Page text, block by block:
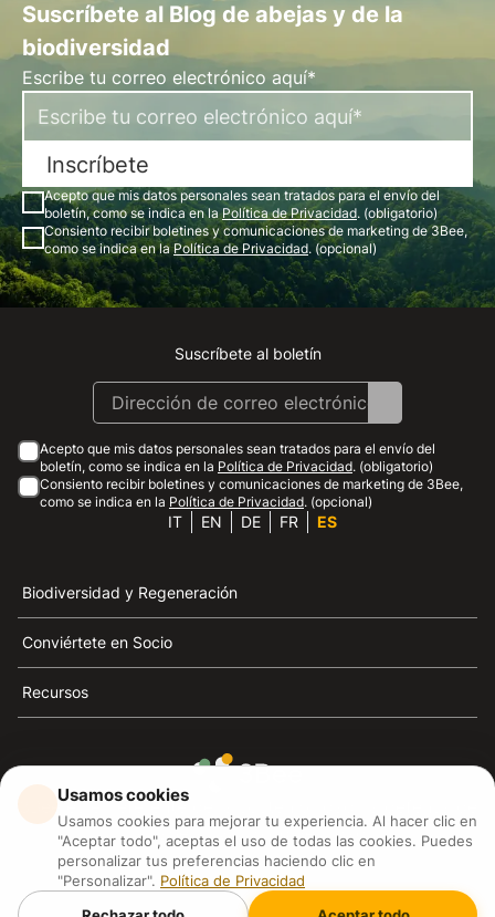
Suscríbete al Blog de abejas y de la
biodiversidad
Escribe tu correo electrónico aquí*
Inscríbete
Acepto que mis datos personales sean tratados para el envío del
boletín, como se indica en laPolítica de Privacidad. (obligatorio)
Consiento recibir boletines y comunicaciones de marketing de 3Bee,
como se indica en laPolítica de Privacidad. (opcional)
Instagram
Facebook
Linkedin
Youtube
Suscríbete al boletín
Acepto que mis datos personales sean tratados para el envío del
boletín, como se indica en la Política de Privacidad. (obligatorio)
Consiento recibir boletines y comunicaciones de marketing de 3Bee,
como se indica en la Política de Privacidad. (opcional)
IT EN DE FR ES
Biodiversidad y Regeneración
Conviértete en Socio
Recursos
3Bee es el referente de la sostenibilidad, la defensa de
las abejas y la biodiversidad
3Bee S.R.L Via Pastrengo 14, 20159, Milano (MI)
P.IVA: IT09711590969
Usamos cookies
Usamos cookies para mejorar tu experiencia. Al hacer clic en
"Aceptar todo", aceptas el uso de todas las cookies. Puedes
personalizar tus preferencias haciendo clic en
"Personalizar". Política de Privacidad